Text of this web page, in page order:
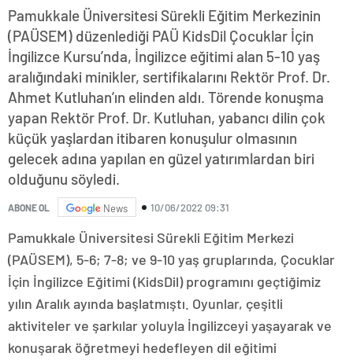
Pamukkale Üniversitesi Sürekli Eğitim Merkezinin
(PAÜSEM) düzenlediği PAÜ KidsDil Çocuklar İçin
İngilizce Kursu’nda, İngilizce eğitimi alan 5-10 yaş
aralığındaki minikler, sertifikalarını Rektör Prof. Dr.
Ahmet Kutluhan’ın elinden aldı. Törende konuşma
yapan Rektör Prof. Dr. Kutluhan, yabancı dilin çok
küçük yaşlardan itibaren konuşulur olmasının
gelecek adına yapılan en güzel yatırımlardan biri
olduğunu söyledi.
ABONE OL News 10/06/2022 09:31
Pamukkale Üniversitesi Sürekli Eğitim Merkezi
(PAÜSEM), 5-6; 7-8; ve 9-10 yaş gruplarında, Çocuklar
İçin İngilizce Eğitimi (KidsDil) programını geçtiğimiz
yılın Aralık ayında başlatmıştı. Oyunlar, çeşitli
aktiviteler ve şarkılar yoluyla İngilizceyi yaşayarak ve
konuşarak öğretmeyi hedefleyen dil eğitimi